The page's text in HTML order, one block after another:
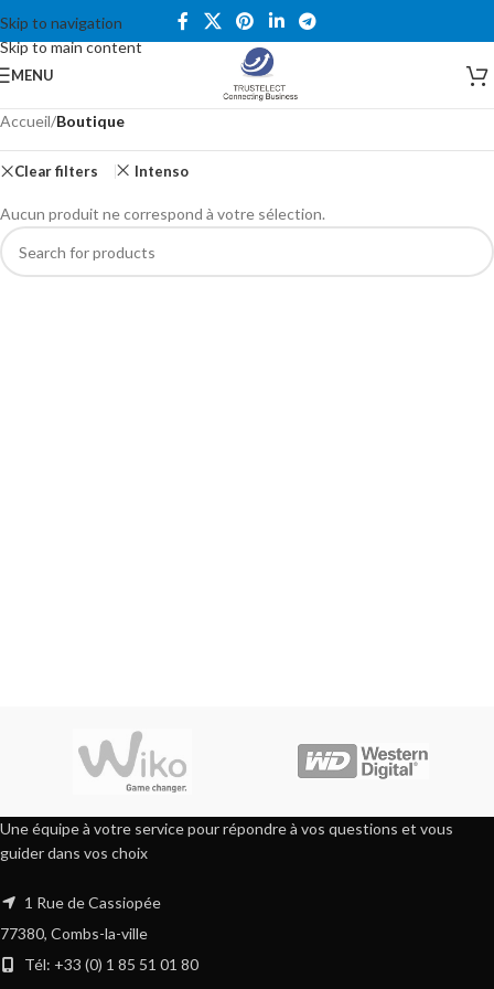
Skip to navigation
Skip to main content
MENU
Accueil/Boutique
Clear filters Intenso
Aucun produit ne correspond à votre sélection.
Une équipe à votre service pour répondre à vos questions et vous
guider dans vos choix
1 Rue de Cassiopée
77380, Combs-la-ville
Tél: +33 (0) 1 85 51 01 80